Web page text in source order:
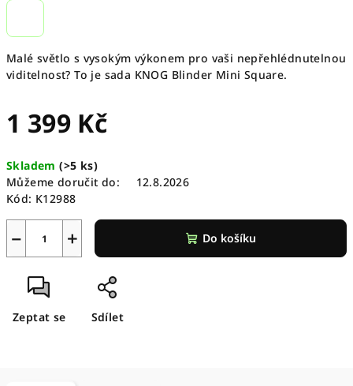
Malé světlo s vysokým výkonem pro vaši nepřehlédnutelnou
viditelnost? To je sada KNOG Blinder Mini Square.
1 399 Kč
cena:
Skladem(>5 ks)
Můžeme doručit do:
12.8.2026
Kód: K12988
+
− Do košíku
Zeptat se Sdílet